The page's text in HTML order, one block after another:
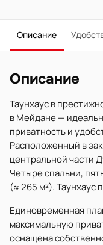
Описание
Описание
Таунхаус в
в Мейдане —
приватность и
Расположенный в
центральной части
Четыре спальни,
(≈ 265 м²). Таунхаус
Единовременная
максимальную
оснащена